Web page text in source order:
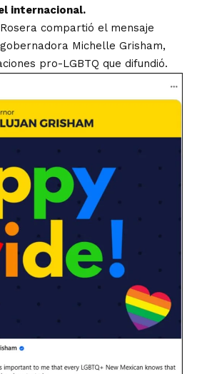
internacional.
compartió el mensaje
Michelle Grisham,
pro-LGBTQ que difundió.